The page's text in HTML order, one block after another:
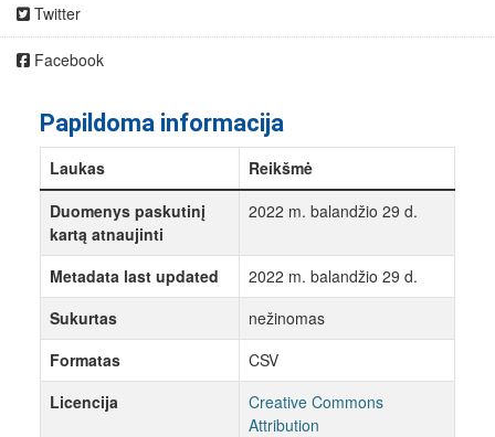
Twitter
Facebook
Papildoma informacija
Laukas
Reikšmė
Duomenys paskutinį
kartą atnaujinti
2022 m. balandžio 29 d.
Metadata last updated
2022 m. balandžio 29 d.
Sukurtas
nežinomas
Formatas
CSV
Licencija
Creative Commons
Attribution